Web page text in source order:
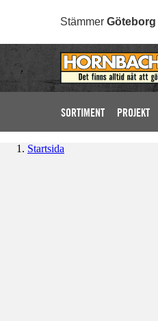
Stämmer Göteborg
SORTIMENT PROJEKT
Startsida